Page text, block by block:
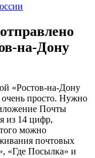
на-Дону
«Ростов-на-Дону
просто. Нужно
Почты
из 14 цифр,
можно
почтовых
«Где Посылка» и